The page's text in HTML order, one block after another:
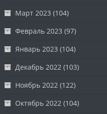
Март 2023 (104)
Февраль 2023 (97)
Январь 2023 (104)
Декабрь 2022 (103)
Ноябрь 2022 (122)
Октябрь 2022 (104)